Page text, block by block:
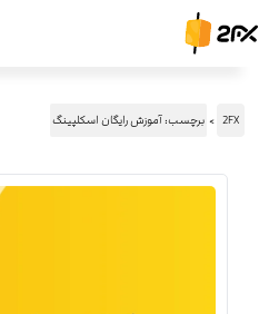
به
2FX برچسب: آموزش رایگان اسکلپینگ